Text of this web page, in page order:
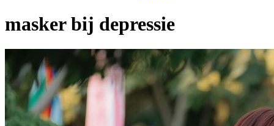
masker bij depressie